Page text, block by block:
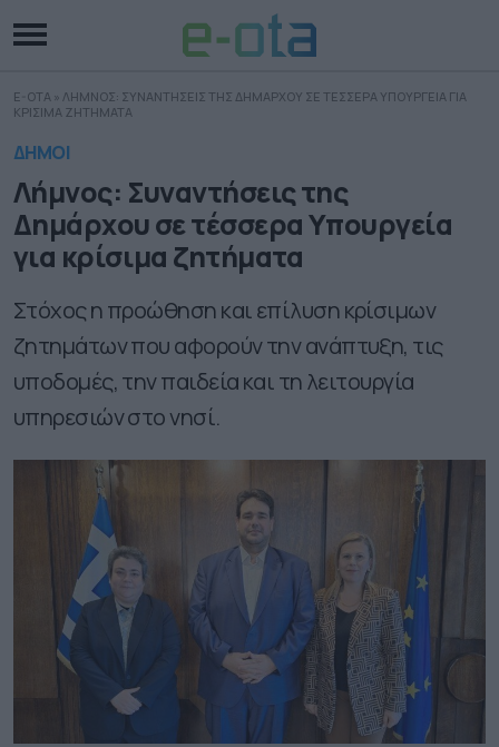
E-OTA » ΛΗΜΝΟΣ: ΣΥΝΑΝΤΗΣΕΙΣ ΤΗΣ ΔΗΜΑΡΧΟΥ ΣΕ ΤΕΣΣΕΡΑ ΥΠΟΥΡΓΕΙΑ ΓΙΑ
ΚΡΙΣΙΜΑ ΖΗΤΗΜΑΤΑ
ΔΗΜΟΙ
Λήμνος: Συναντήσεις της
Δημάρχου σε τέσσερα Υπουργεία
για κρίσιμα ζητήματα
Στόχος η προώθηση και επίλυση κρίσιμων
ζητημάτων που αφορούν την ανάπτυξη, τις
υποδομές, την παιδεία και τη λειτουργία
υπηρεσιών στο νησί.